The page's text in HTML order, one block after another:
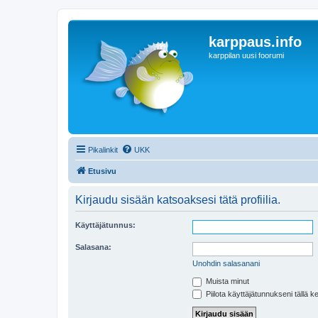
karppaus.info
karppilan uusi foorumi
Pikalinkit UKK
Etusivu
Kirjaudu sisään katsoaksesi tätä profiilia.
Käyttäjätunnus:
Salasana:
Unohdin salasanani
Muista minut
Piilota käyttäjätunnukseni tällä